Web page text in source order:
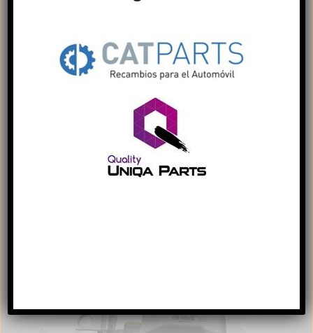
Pinza de freno –
66151715501
acepta todas las cookies de acuerdo
con nuestra Política de cookies.
Más
información
COOKIES ESTRICTAMENTE
NECESARIAS
COOKIES DE FUNCIONALIDAD
ACEPTAR TODO